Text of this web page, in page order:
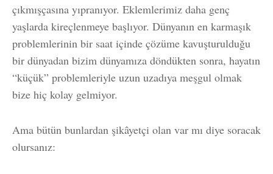
çıkmışçasına yıpranıyor. Eklemlerimiz daha genç
yaşlarda kireçlenmeye başlıyor. Dünyanın en karmaşık
problemlerinin bir saat içinde çözüme kavuşturulduğu
bir dünyadan bizim dünyamıza döndükten sonra, hayatın
“küçük” problemleriyle uzun uzadıya meşgul olmak
bize hiç kolay gelmiyor.
Ama bütün bunlardan şikâyetçi olan var mı diye soracak
olursanız: